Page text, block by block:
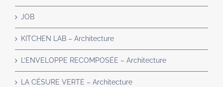
JOB
KITCHEN LAB – Architecture
L’ENVELOPPE RECOMPOSÉE – Architecture
LA CÉSURE VERTE – Architecture